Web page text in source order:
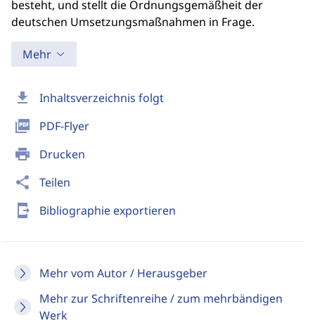
download Inhaltsverzeichnis folgt
picture_as_pdf PDF-Flyer
print Drucken
share Teilen
send_to_mobile Bibliographie exportieren
Mehr vom Autor / Herausgeber
Mehr zur Schriftenreihe / zum mehrbändigen
Werk
besteht, und stellt die Ordnungsgemäßheit der
deutschen Umsetzungsmaßnahmen in Frage.
Mehr